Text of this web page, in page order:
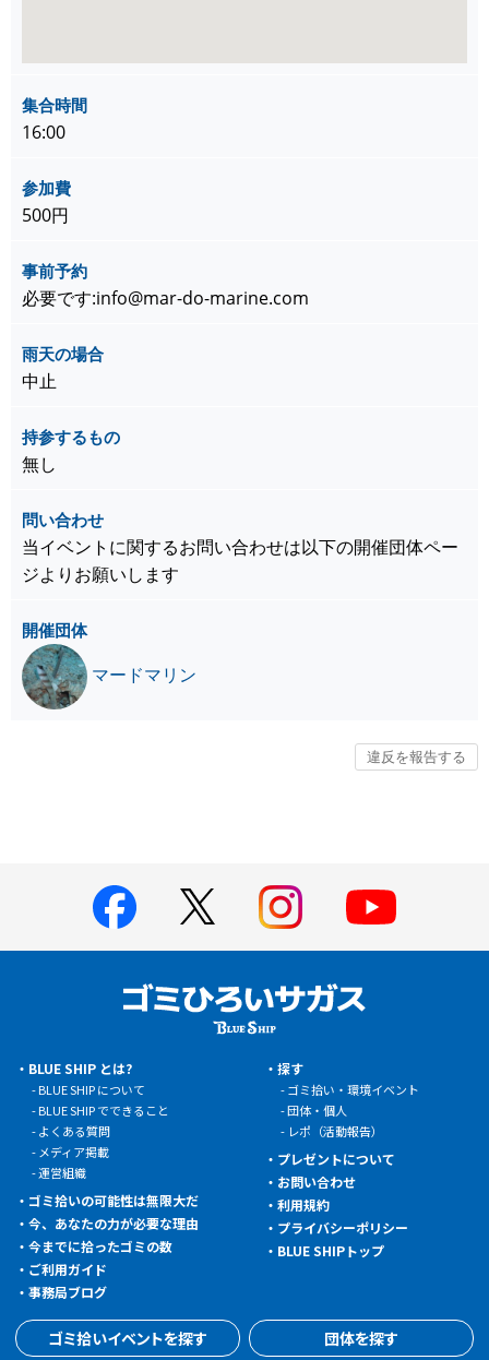
集合時間
16:00
参加費
500円
事前予約
必要です:info@mar-do-marine.com
雨天の場合
中止
持参するもの
無し
問い合わせ
当イベントに関するお問い合わせは以下の開催団体ペー
ジよりお願いします
開催団体
マードマリン
BLUE SHIP とは?
BLUE SHIP について
BLUE SHIP でできること
よくある質問
メディア掲載
運営組織
ゴミ拾いの可能性は無限大だ
今、あなたの力が必要な理由
今までに拾ったゴミの数
ご利用ガイド
事務局ブログ
探す
ゴミ拾い・環境イベント
団体・個人
レポ（活動報告）
プレゼントについて
お問い合わせ
利用規約
プライバシーポリシー
BLUE SHIPトップ
ゴミ拾いイベントを探す 団体を探す